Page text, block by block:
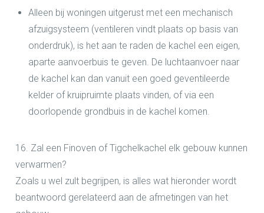
Alleen bij woningen uitgerust met een mechanisch
afzuigsysteem (ventileren vindt plaats op basis van
onderdruk), is het aan te raden de kachel een eigen,
aparte aanvoerbuis te geven. De luchtaanvoer naar
de kachel kan dan vanuit een goed geventileerde
kelder of kruipruimte plaats vinden, of via een
doorlopende grondbuis in de kachel komen.
16. Zal een Finoven of Tigchelkachel elk gebouw kunnen
verwarmen?
Zoals u wel zult begrijpen, is alles wat hieronder wordt
beantwoord gerelateerd aan de afmetingen van het